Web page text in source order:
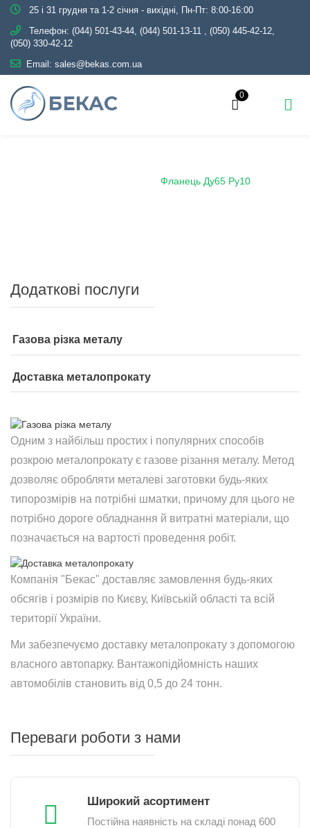
25 і 31 грудня та 1-2 січня - вихідні, Пн-Пт: 8:00-16:00
Телефон: (044) 501-43-44, (044) 501-13-11 , (050) 445-42-12,
(050) 330-42-12
Email: sales@bekas.com.ua
0
Фланець Ду65 Ру10
Додаткові послуги
Газова різка металу
Доставка металопрокату
Одним з найбільш простих і популярних способів
розкрою металопрокату є газове різання металу. Метод
дозволяє обробляти металеві заготовки будь-яких
типорозмірів на потрібні шматки, причому для цього не
потрібно дороге обладнання й витратні матеріали, що
позначається на вартості проведення робіт.
Компанія "Бекас" доставляє замовлення будь-яких
обсягів і розмірів по Києву, Київській області та всій
території України.
Ми забезпечуємо доставку металопрокату з допомогою
власного автопарку. Вантажопідйомність наших
автомобілів становить від 0,5 до 24 тонн.
Переваги роботи з нами
Широкий асортимент
Постійна наявність на складі понад 600